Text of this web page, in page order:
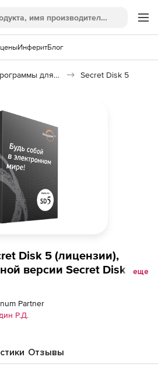
ИнферитБлог
Программы для защиты информации Secret Disk 5
Disk 5 (лицензии),
версии Secret Disk 5еще
Partner
Р.Д.
Отзывы